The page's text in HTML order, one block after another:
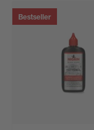
Bestseller